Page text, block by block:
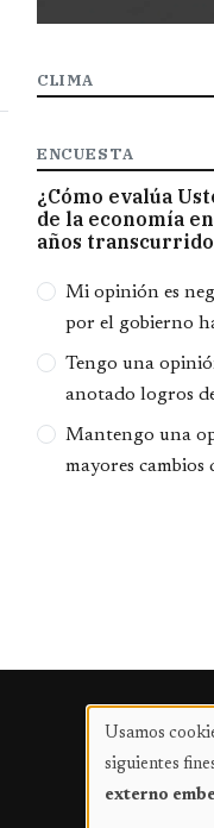
CLIMA
ENCUESTA
¿Cómo evalúa
de la economía
años
Opciones
Mi opinión es
por el gobierno
Tengo una
anotado logros
Mantengo una
mayores
Uso
de
Usamos
siguientes
externo